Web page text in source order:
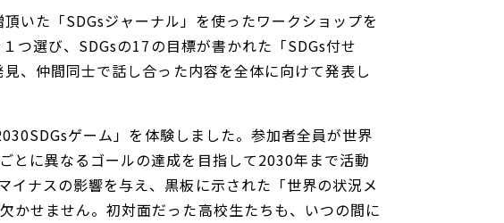
いた「SDGsジャーナル」を使ったワークショップを
つ選び、SDGsの17の目標が書かれた「SDGs付せ
、仲間同士で話し合った内容を全体に向けて発表し
ゲーム」を体験しました。参加者全員が世界
とに異なるゴールの達成を目指して2030年まで活動
イナスの影響を与え、黒板に示された「世界の状況メ
かせません。初対面だった高校生たちも、いつの間に